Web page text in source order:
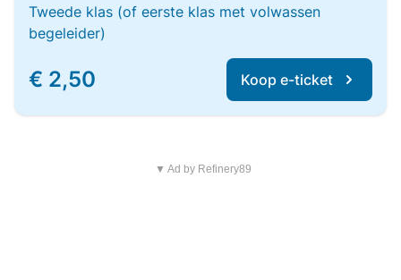
Tweede klas (of eerste klas met volwassen
begeleider)
€ 2,50 Koop e-ticket
▼ Ad by Refinery89